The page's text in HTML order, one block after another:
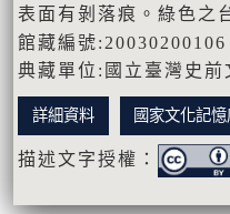
表面有剝落痕。綠色之
館藏編號:20030200106
典藏單位:國立臺灣史前
詳細資料 國家文化記憶
描述文字授權：